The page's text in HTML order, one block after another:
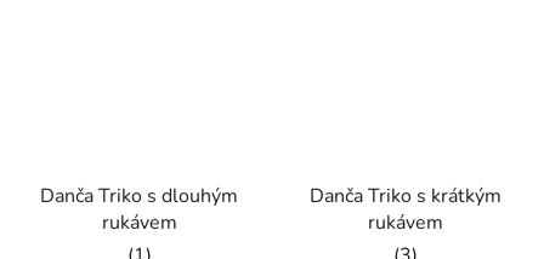
Danča Triko s dlouhým
rukávem
Danča Triko s krátkým
rukávem